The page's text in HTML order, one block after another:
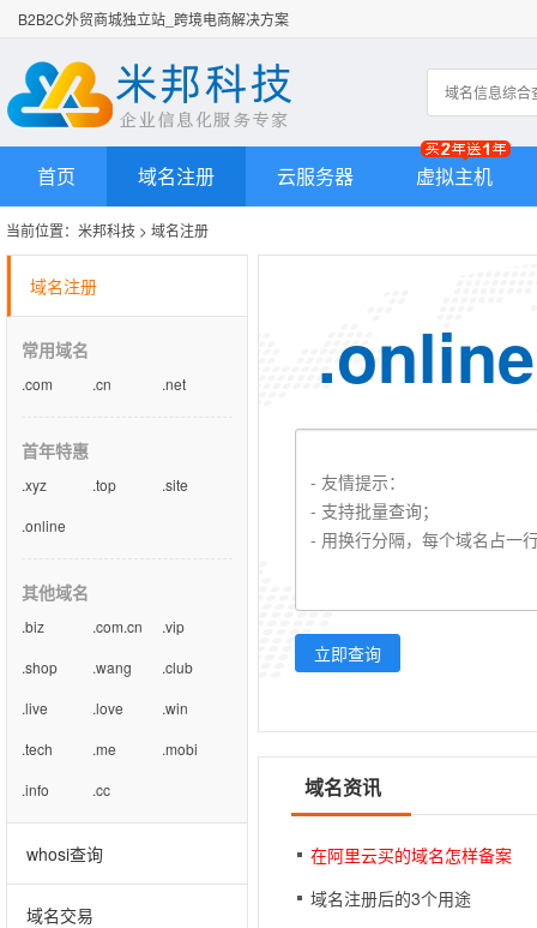
B2B2C外贸商城独立站_跨境电商解决方案
首页 域名注册 云服务器 虚拟主机
当前位置： 米邦科技 > 域名注册
.online
立即查询
域名资讯
在阿里云买的域名怎样备案
域名注册后的3个用途
域名注册
常用域名
.com .cn .net
首年特惠
.xyz .top
.site
.online
其他域名
.biz .com.cn
.vip
.shop
.wang
.club
.live
.love
.win
.tech
.me
.mobi
.info
.cc
whosi查询
域名交易